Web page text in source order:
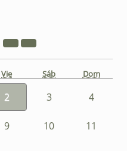
Vie Sáb Dom
2 3 4
9 10 11